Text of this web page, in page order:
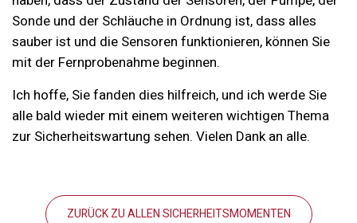
Sonde und der Schläuche in Ordnung ist, dass alles
sauber ist und die Sensoren funktionieren, können Sie
mit der Fernprobenahme beginnen.
Ich hoffe, Sie fanden dies hilfreich, und ich werde Sie
alle bald wieder mit einem weiteren wichtigen Thema
zur Sicherheitswartung sehen. Vielen Dank an alle.
ZURÜCK ZU ALLEN SICHERHEITSMOMENTEN